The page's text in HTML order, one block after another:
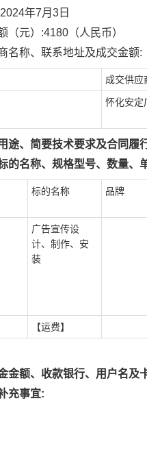
2024年7月3日
（元）:4180 （人民币）
名称、联系地址及成交金额:
成交供应
怀化安定
途、简要技术要求及合同履
的名称、规格型号、数量、
标的名称 品牌
广告宣传设
计、制作、安
装
【运费】
金额、收款银行、用户名及
充事宜: